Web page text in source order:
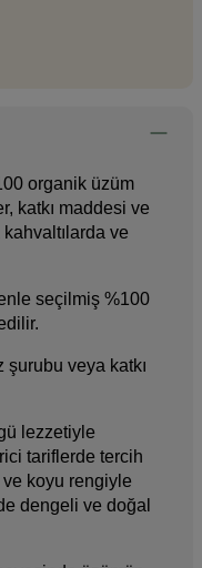
organik üzüm
katkı maddesi ve
kahvaltılarda ve
seçilmiş %100
veya katkı
lezzetiyle
tariflerde tercih
koyu rengiyle
dengeli ve doğal